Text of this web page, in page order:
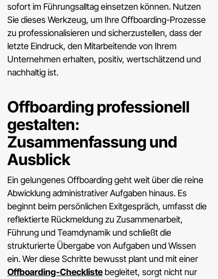
sofort im Führungsalltag einsetzen können. Nutzen
Sie dieses Werkzeug, um Ihre Offboarding-Prozesse
zu professionalisieren und sicherzustellen, dass der
letzte Eindruck, den Mitarbeitende von Ihrem
Unternehmen erhalten, positiv, wertschätzend und
nachhaltig ist.
Offboarding professionell
gestalten:
Zusammenfassung und
Ausblick
Ein gelungenes Offboarding geht weit über die reine
Abwicklung administrativer Aufgaben hinaus. Es
beginnt beim persönlichen Exitgespräch, umfasst die
reflektierte Rückmeldung zu Zusammenarbeit,
Führung und Teamdynamik und schließt die
strukturierte Übergabe von Aufgaben und Wissen
ein. Wer diese Schritte bewusst plant und mit einer
Offboarding-Checkliste begleitet, sorgt nicht nur